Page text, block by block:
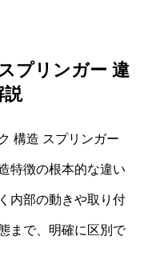
プリンガー 違
説
構造 スプリンガー
特徴の根本的な違い
内部の動きや取り付
まで、明確に区別で